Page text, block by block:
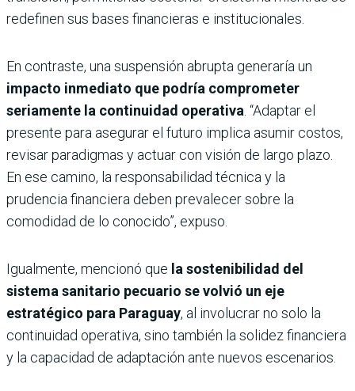
redefinen sus bases financieras e institucionales.
En contraste, una suspensión abrupta generaría un
impacto inmediato que podría comprometer
seriamente la continuidad operativa. “Adaptar el
presente para asegurar el futuro implica asumir costos,
revisar paradigmas y actuar con visión de largo plazo.
En ese camino, la responsabilidad técnica y la
prudencia financiera deben prevalecer sobre la
comodidad de lo conocido”, expuso.
Igualmente, mencionó que la sostenibilidad del
sistema sanitario pecuario se volvió un eje
estratégico para Paraguay, al involucrar no solo la
continuidad operativa, sino también la solidez financiera
y la capacidad de adaptación ante nuevos escenarios.